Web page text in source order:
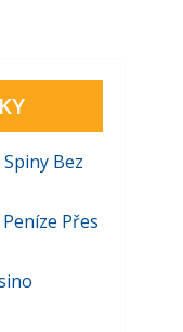
Bez
Přes